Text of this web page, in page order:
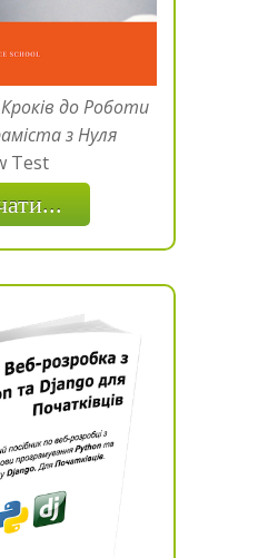
до Роботи
з Нуля
Test